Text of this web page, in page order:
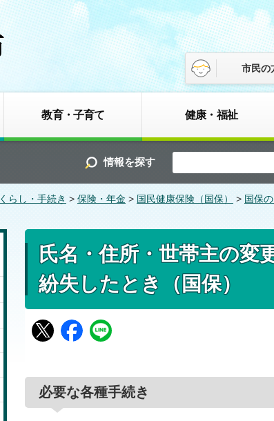
市民の
教育・子育て 健康・福祉
情報を探す
くらし・手続き > 保険・年金 > 国民健康保険（国保） > 国保
氏名・住所・世帯主の変
紛失したとき（国保）
必要な各種手続き